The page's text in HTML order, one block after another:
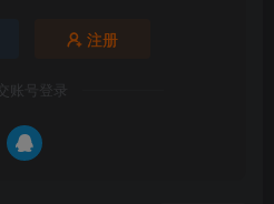
注册
账号登录